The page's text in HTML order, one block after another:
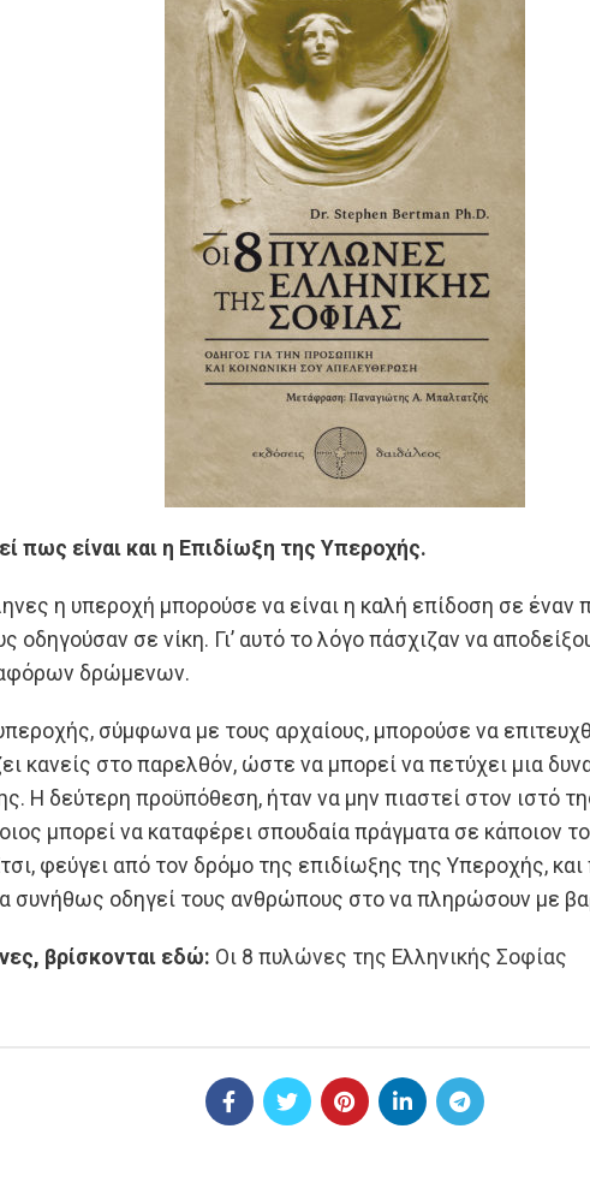
πως είναι και η Επιδίωξη της Υπεροχής.
η υπεροχή μπορούσε να είναι η καλή επίδοση σε έναν
οδηγούσαν σε νίκη. Γι’ αυτό το λόγο πάσχιζαν να
δρώμενων.
σύμφωνα με τους αρχαίους, μπορούσε να
κανείς στο παρελθόν, ώστε να μπορεί να πετύχει μια
Η δεύτερη προϋπόθεση, ήταν να μην πιαστεί στον ιστό
μπορεί να καταφέρει σπουδαία πράγματα σε κάποιον
φεύγει από τον δρόμο της επιδίωξης της Υπεροχής,
συνήθως οδηγεί τους ανθρώπους στο να πληρώσουν με
βρίσκονται εδώ: Οι 8 πυλώνες της Ελληνικής Σοφίας